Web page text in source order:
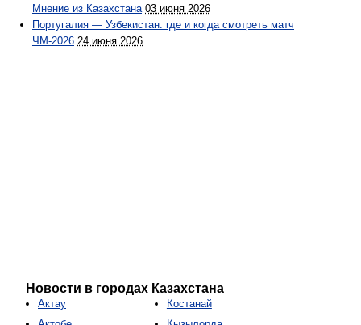
Мнение из Казахстана 03 июня 2026
Португалия — Узбекистан: где и когда смотреть матч
ЧМ-2026 24 июня 2026
Новости в городах Казахстана
Актау
Костанай